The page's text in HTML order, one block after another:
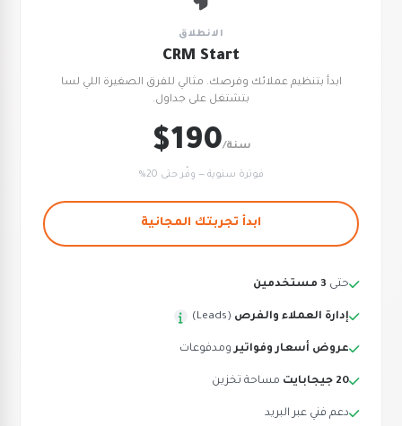
الانطلاق
CRM Start
ابدأ بتنظيم عملائك وفرصك. مثالي للفرق الصغيرة اللي لسا
بتشتغل على جداول.
$190 /سنة
فوترة سنوية — وفّر حتى 20%
ابدأ تجربتك المجانية
حتى 3 مستخدمين
إدارة العملاء والفرص (Leads)
عروض أسعار وفواتيرومدفوعات
20 جيجابايت مساحة تخزين
دعم فني عبر البريد